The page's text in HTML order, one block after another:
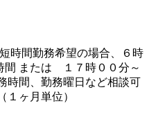
短時間勤務希望の場合、６時
間 または １７時００分～
時間、勤務曜日など相談可
１ヶ月単位）